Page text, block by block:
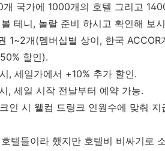
국가에 1000개의 호텔 그리고
테니, 놀랄 준비 하시고 확인해 보
1~2개(멤버십별 상이, 한국
할인).
, 세일가에서 +10% 추가 할인.
, 세일 시작 전날부터 예약 가능.
인 시 웰컴 드링크 인원수에 맞춰
텔들이라 했지만 호텔비 비싸기로